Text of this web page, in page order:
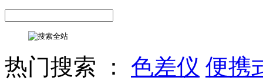
热门搜索 ： 色差仪 便携